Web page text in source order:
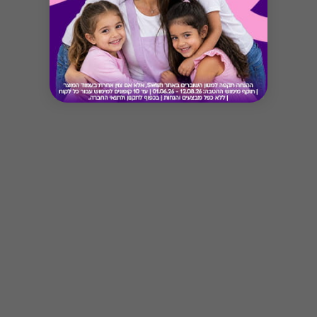
בתשלום מלא על פי מדיניות המלון (למידע נוסף יש
להתעדכן במלון הרלוונטי). ההטבה תכובד בכפוף
לתנאי האירוח המקובלים בכל מלון.